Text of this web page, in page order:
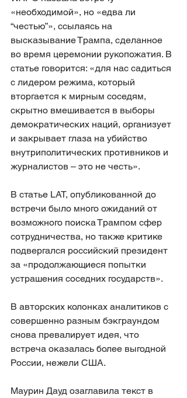
«необходимой», но «едва ли
“честью”», ссылаясь на
высказывание Трампа, сделанное
во время церемонии рукопожатия. В
статье говорится: «для нас садиться
с лидером режима, который
вторгается к мирным соседям,
скрытно вмешивается в выборы
демократических наций, организует
и закрывает глаза на убийство
внутриполитических противников и
журналистов – это не честь».
В статье LAT, опубликованной до
встречи было много ожиданий от
возможного поиска Трампом сфер
сотрудничества, но также критике
подвергался российский президент
за «продолжающиеся попытки
устрашения соседних государств».
В авторских колонках аналитиков с
совершенно разным бэкграундом
снова превалирует идея, что
встреча оказалась более выгодной
России, нежели США.
Маурин Дауд озаглавила текст в